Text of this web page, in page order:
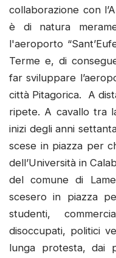
collaborazione con
è di natura
l'aeroporto
Terme e, di
far sviluppare
città Pitagorica. A
ripete. A cavallo tra
inizi degli anni
scese in piazza per
dell’Università in
del comune di
scesero in piazza
studenti,
disoccupati, politici
lunga protesta, dai